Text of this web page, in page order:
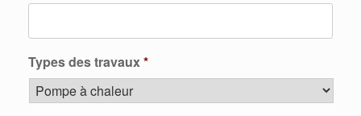
Types des travaux*